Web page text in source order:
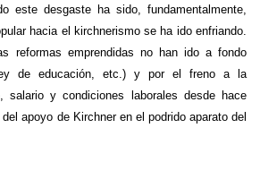
este desgaste ha sido, fundamentalmente,
hacia el kirchnerismo se ha ido enfriando.
reformas emprendidas no han ido a fondo
de educación, etc.) y por el freno a la
salario y condiciones laborales desde hace
apoyo de Kirchner en el podrido aparato del